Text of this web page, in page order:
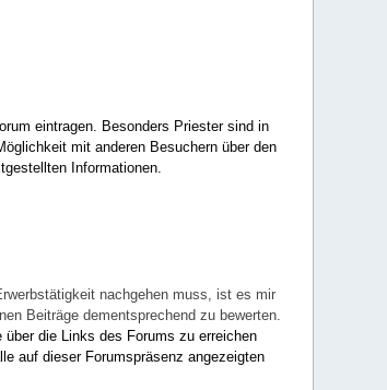
eintragen. Besonders Priester sind in
mit anderen Besuchern über den
Informationen.
nachgehen muss, ist es mir
Beiträge dementsprechend zu bewerten.
die Links des Forums zu erreichen
auf dieser Forumspräsenz angezeigten